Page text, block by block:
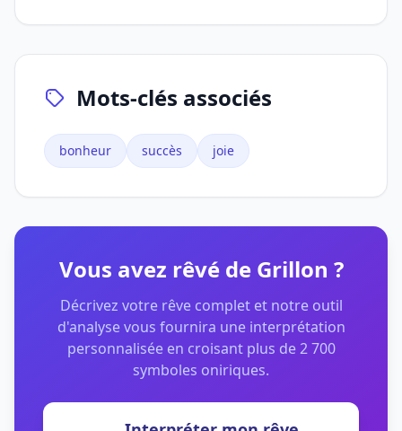
Mots-clés associés
bonheur succès joie
Vous avez rêvé de Grillon ?
Décrivez votre rêve complet et notre outil
d'analyse vous fournira une interprétation
personnalisée en croisant plus de 2 700
symboles oniriques.